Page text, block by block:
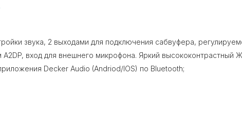
звука, 2 выходами для подключения сабвуфера,
вход для внешнего микрофона. Яркий высококонтрастный
Decker Audio (Andriod/IOS) по Bluetooth;